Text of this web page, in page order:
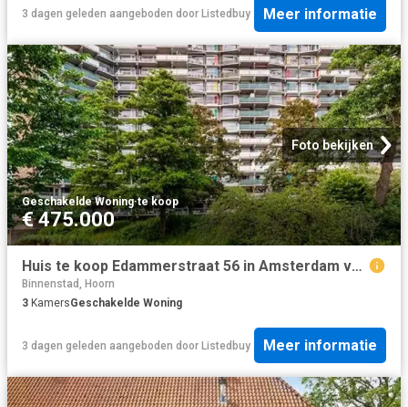
3 dagen geleden aangeboden door Listedbuy Meer informatie
Foto bekijken
Geschakelde Woning·te koop
€ 475.000
Huis te koop Edammerstraat 56 in Amsterdam voor € 475.000
Binnenstad, Hoorn
3 KamersGeschakelde Woning
3 dagen geleden aangeboden door Listedbuy Meer informatie